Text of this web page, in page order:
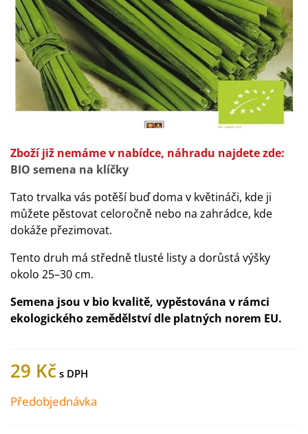
Zboží již nemáme v nabídce, náhradu najdete zde:
BIO semena na klíčky
Tato trvalka vás potěší buď doma v květináči, kde ji
můžete pěstovat celoročně nebo na zahrádce, kde
dokáže přezimovat.
Tento druh má středně tlusté listy a dorůstá výšky
okolo 25–30 cm.
Semena jsou v bio kvalitě, vypěstována v rámci
ekologického zemědělství dle platných norem EU.
29 Kč
Předobjednávka